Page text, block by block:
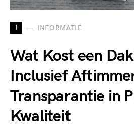
I INFORMATIE
Wat Kost een
Inclusief
Transparantie in
Kwaliteit